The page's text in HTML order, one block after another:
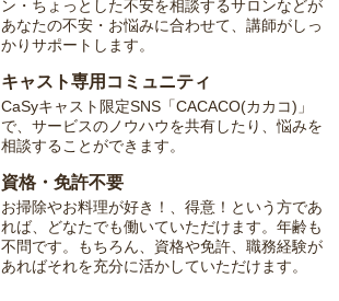
ン・ちょっとした不安を相談するサロンなどが
あなたの不安・お悩みに合わせて、講師がしっ
かりサポートします。
キャスト専用コミュニティ
CaSyキャスト限定SNS「CACACO(カカコ)」
で、サービスのノウハウを共有したり、悩みを
相談することができます。
資格・免許不要
お掃除やお料理が好き！、得意！という方であ
れば、どなたでも働いていただけます。年齢も
不問です。もちろん、資格や免許、職務経験が
あればそれを充分に活かしていただけます。